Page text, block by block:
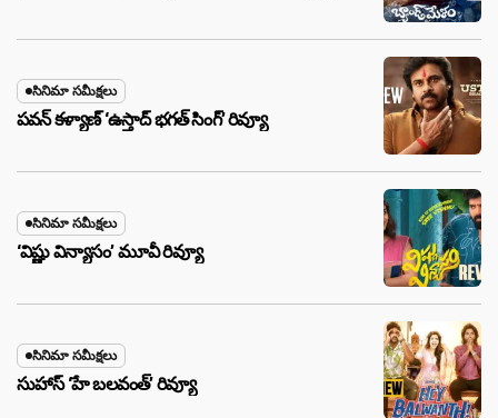
సినిమా సమీక్షలు
పవన్ కళ్యాణ్ ‘ఉస్తాద్ భ‌గ‌త్ సింగ్’ రివ్యూ
సినిమా సమీక్షలు
‘విష్ణు విన్యాసం’ మూవీ రివ్యూ
సినిమా సమీక్షలు
సుహాస్ ‘హే బలవంత్’ రివ్యూ